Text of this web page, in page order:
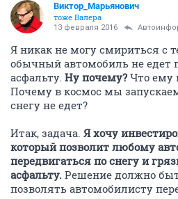
Виктор_Марьянович
тоже Валера
13 февраля 2016
Я никак не могу смириться с
обычный автомобиль не едет
асфальту. Ну почему? Что ему
Почему в космос мы
снегу не едет?
Итак, задача. Я хочу
который позволит любому
передвигаться по снегу и
асфальту. Решение должно
позволять автомобилисту